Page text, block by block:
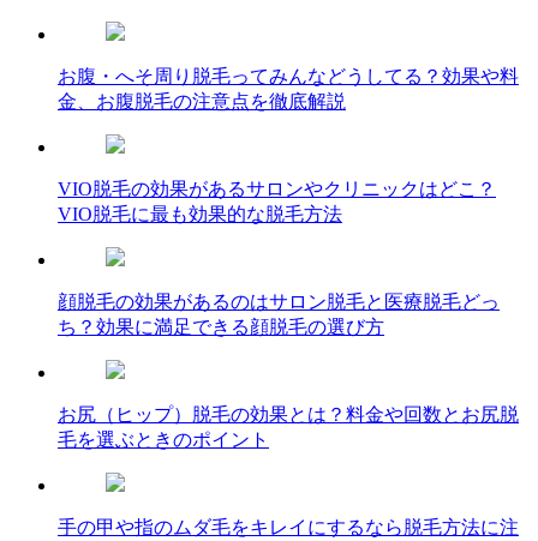
お腹・へそ周り脱毛ってみんなどうしてる？効果や料
金、お腹脱毛の注意点を徹底解説
VIO脱毛の効果があるサロンやクリニックはどこ？
VIO脱毛に最も効果的な脱毛方法
顔脱毛の効果があるのはサロン脱毛と医療脱毛どっ
ち？効果に満足できる顔脱毛の選び方
お尻（ヒップ）脱毛の効果とは？料金や回数とお尻脱
毛を選ぶときのポイント
手の甲や指のムダ毛をキレイにするなら脱毛方法に注